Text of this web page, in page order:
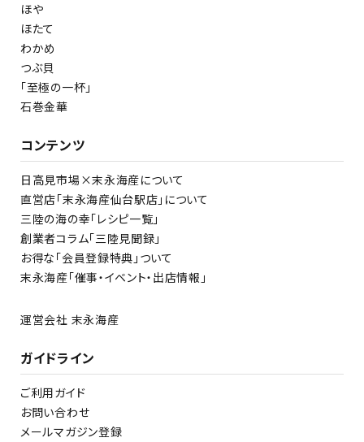
ほや
ほたて
わかめ
つぶ貝
「至極の一杯」
石巻金華
コンテンツ
日高見市場×末永海産について
直営店「末永海産仙台駅店」について
三陸の海の幸「レシピ一覧」
創業者コラム「三陸見聞録」
お得な「会員登録特典」ついて
末永海産「催事・イベント・出店情報」
運営会社 末永海産
ガイドライン
ご利用ガイド
お問い合わせ
メールマガジン登録